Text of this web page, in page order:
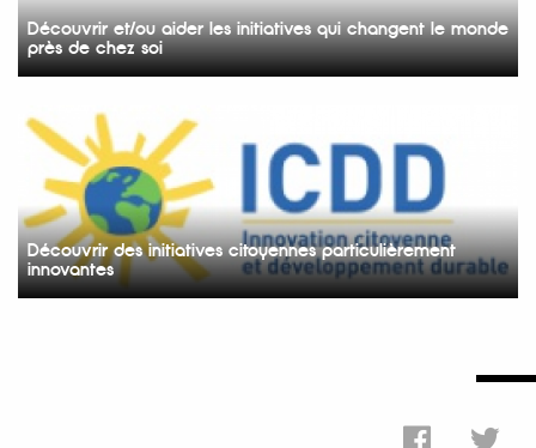
Découvrir et/ou aider les initiatives qui changent le monde
près de chez soi
Découvrir des initiatives citoyennes particulièrement
innovantes